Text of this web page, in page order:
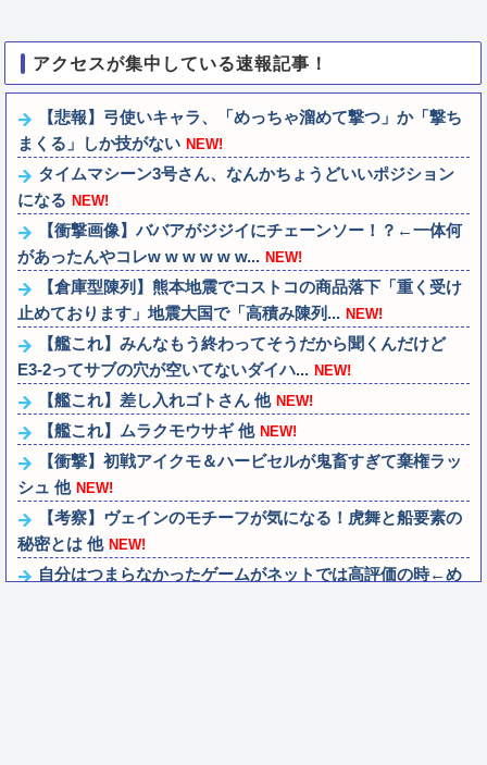
アクセスが集中している速報記事！
【悲報】弓使いキャラ、「めっちゃ溜めて撃つ」か「撃ち
まくる」しか技がない NEW!
タイムマシーン3号さん、なんかちょうどいいポジション
になる NEW!
【衝撃画像】ババアがジジイにチェーンソー！？←一体何
があったんやコレw w w w w w... NEW!
【倉庫型陳列】熊本地震でコストコの商品落下「重く受け
止めております」地震大国で「高積み陳列... NEW!
【艦これ】みんなもう終わってそうだから聞くんだけど
E3-2ってサブの穴が空いてないダイハ... NEW!
【艦これ】差し入れゴトさん 他 NEW!
【艦これ】ムラクモウサギ 他 NEW!
【衝撃】初戦アイクモ＆ハービセルが鬼畜すぎて棄権ラッ
シュ 他 NEW!
【考察】ヴェインのモチーフが気になる！虎舞と船要素の
秘密とは 他 NEW!
自分はつまらなかったゲームがネットでは高評価の時←め